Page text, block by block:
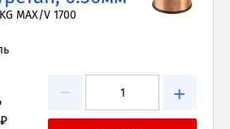
MAX/V 1700
− +